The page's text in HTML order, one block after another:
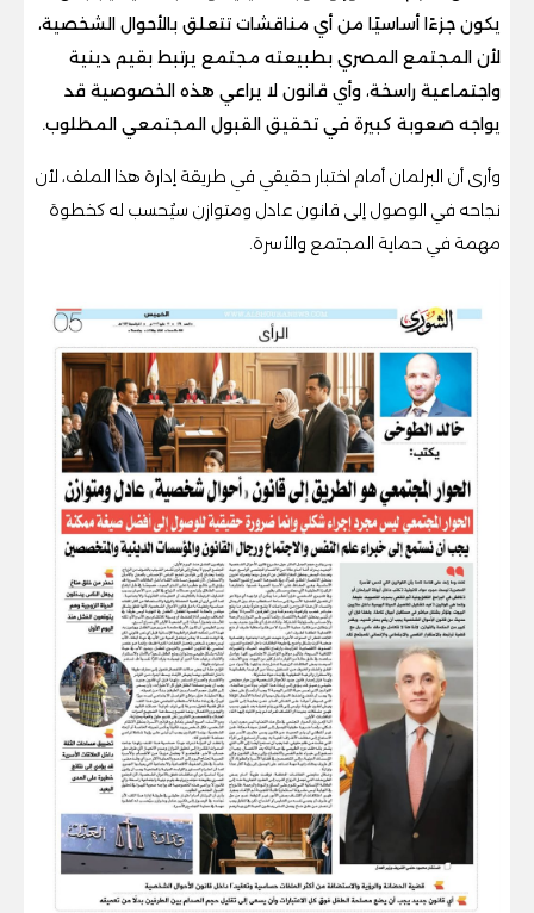
يكون جزءًا أساسيًا من أي مناقشات تتعلق بالأحوال الشخصية،
لأن المجتمع المصري بطبيعته مجتمع يرتبط بقيم دينية
واجتماعية راسخة، وأي قانون لا يراعي هذه الخصوصية قد
يواجه صعوبة كبيرة في تحقيق القبول المجتمعي المطلوب.
وأرى أن البرلمان أمام اختبار حقيقي في طريقة إدارة هذا الملف، لأن
نجاحه في الوصول إلى قانون عادل ومتوازن سيُحسب له كخطوة
مهمة في حماية المجتمع والأسرة.